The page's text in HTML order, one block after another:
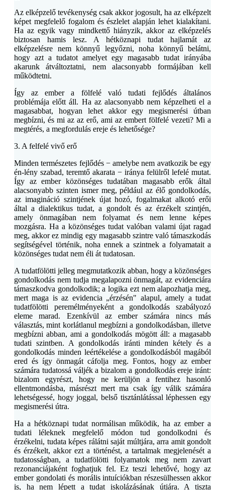
Az elképzelő tevékenység csak akkor jogosult, ha az elképzelt
képet megfelelő fogalom és észlelet alapján lehet kialakítani.
Ha az egyik vagy mindkettő hiányzik, akkor az elképzelés
biztosan hamis lesz. A hétköznapi tudat hajlamát az
elképzelésre nem könnyű legyőzni, noha könnyű belátni,
hogy azt a tudatot amelyet egy magasabb tudat irányába
akarunk átváltoztatni, nem alacsonyabb formájában kell
működtetni.
Így az ember a fölfelé való tudati fejlődés általános
problémája előtt áll. Ha az alacsonyabb nem képzelheti el a
magasabbat, hogyan lehet akkor egy megismerési útban
megbízni, és mi az az erő, ami az embert fölfelé vezeti? Mi a
megtérés, a megfordulás ereje és lehetősége?
3. A felfelé vivő erő
Minden természetes fejlődés − amelybe nem avatkozik be egy
én-lény szabad, teremtő akarata − iránya felülről lefelé mutat.
Így az ember közönséges tudatában magasabb erők által
alacsonyabb szinten ismer meg, például az élő gondolkodás,
az imagináció szintjének újat hozó, fogalmakat alkotó erői
által a dialektikus tudat, a gondolt és az érzékelt szintjén,
amely önmagában nem folyamat és nem lenne képes
mozgásra. Ha a közönséges tudat valóban valami újat ragad
meg, akkor ez mindig egy magasabb szintre való támaszkodás
segítségével történik, noha ennek a szintnek a folyamatait a
közönséges tudat nem éli át tudatosan.
A tudatfölötti jelleg megmutatkozik abban, hogy a közönséges
gondolkodás nem tudja megalapozni önmagát, az evidenciára
támaszkodva gondolkodik; a logika ezt nem alapozhatja meg,
mert maga is az evidencia „érzésén" alapul, amely a tudat
tudatfölötti peremélményeként a gondolkodás szabályozó
eleme marad. Ezenkívül az ember számára nincs más
választás, mint korlátlanul megbízni a gondolkodásban, illetve
megbízni abban, ami a gondolkodás mögött áll: a magasabb
tudati szintben. A gondolkodás iránti minden kétely és a
gondolkodás minden leértékelése a gondolkodásból magából
ered és így önmagát cáfolja meg. Fontos, hogy az ember
számára tudatossá váljék a bizalom a gondolkodás ereje iránt:
bizalom egyrészt, hogy ne kerüljön a fentihez hasonló
ellentmondásba, másrészt mert ma csak így válik számára
lehetségessé, hogy joggal, belső tisztánlátással léphessen egy
megismerési útra.
Ha a hétköznapi tudat normálisan működik, ha az ember a
tudati léleknek megfelelő módon tud gondolkodni és
érzékelni, tudata képes rálátni saját múltjára, arra amit gondolt
és érzékelt, akkor ezt a történést, a tartalmak megjelenését a
tudatosságban, a tudatfölötti folyamatok meg nem zavart
rezonanciájaként foghatjuk fel. Ez teszi lehetővé, hogy az
ember gondolati és morális intuíciókban részesülhessen akkor
is, ha nem lépett a tudat iskolázásának útjára. A tiszta